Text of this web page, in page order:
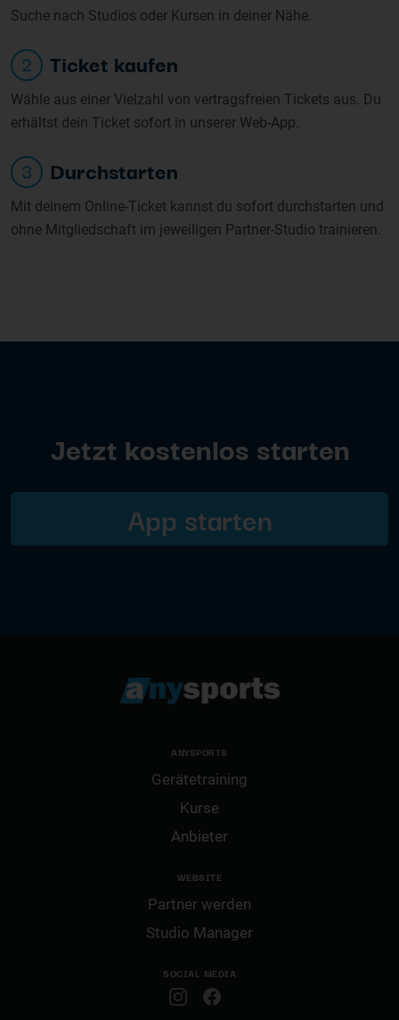
Suche nach Studios oder Kursen in deiner Nähe.
2 Ticket kaufen
Wähle aus einer Vielzahl von vertragsfreien Tickets aus. Du
erhältst dein Ticket sofort in unserer Web-App.
3 Durchstarten
Mit deinem Online-Ticket kannst du sofort durchstarten und
ohne Mitgliedschaft im jeweiligen Partner-Studio trainieren.
Jetzt kostenlos starten
App starten
ANYSPORTS
Gerätetraining
Kurse
Anbieter
WEBSITE
Partner werden
Studio Manager
SOCIAL MEDIA